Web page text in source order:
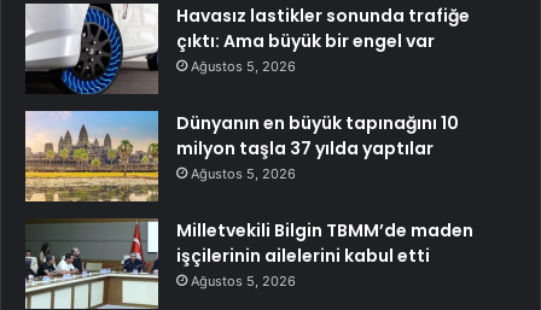
Havasız lastikler sonunda trafiğe
çıktı: Ama büyük bir engel var
Ağustos 5, 2026
Dünyanın en büyük tapınağını 10
milyon taşla 37 yılda yaptılar
Ağustos 5, 2026
Milletvekili Bilgin TBMM’de maden
işçilerinin ailelerini kabul etti
Ağustos 5, 2026